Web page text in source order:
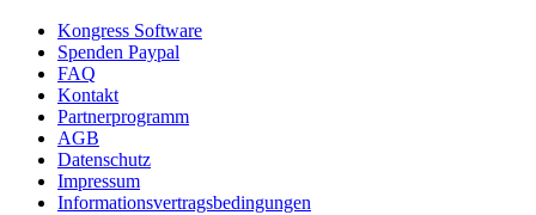
Kongress Software
Spenden Paypal
FAQ
Kontakt
Partnerprogramm
AGB
Datenschutz
Impressum
Informationsvertragsbedingungen